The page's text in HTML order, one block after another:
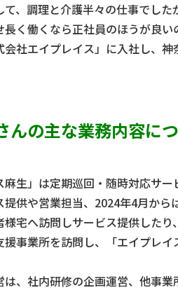
、調理と介護半々の仕事でし
長く働くなら正社員のほうが良
会社エイプレイス」に入社し、
んの主な業務内容に
麻生」は定期巡回・随時対応サ
提供や営業担当、2024年4月か
様宅へ訪問しサービス提供した
事業所を訪問し、「エイプレイ
、社内研修の企画運営、他事業